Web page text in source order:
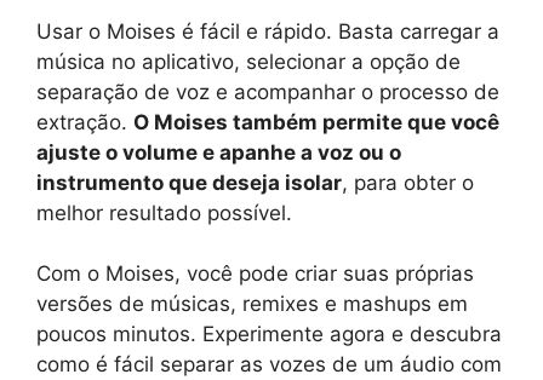
Usar o Moises é fácil e rápido. Basta carregar a
música no aplicativo, selecionar a opção de
separação de voz e acompanhar o processo de
extração. O Moises também permite que você
ajuste o volume e apanhe a voz ou o
instrumento que deseja isolar, para obter o
melhor resultado possível.
Com o Moises, você pode criar suas próprias
versões de músicas, remixes e mashups em
poucos minutos. Experimente agora e descubra
como é fácil separar as vozes de um áudio com